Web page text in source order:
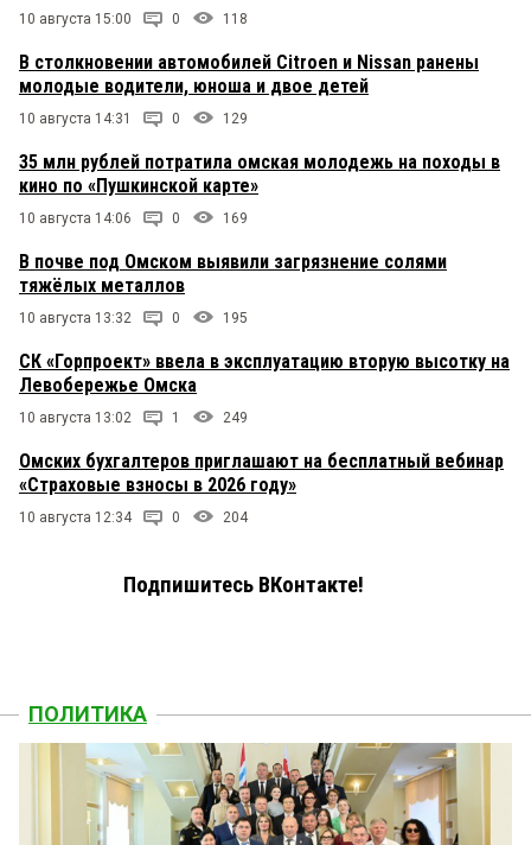
10 августа 15:00 0 118
В столкновении автомобилей Citroen и Nissan ранены
молодые водители, юноша и двое детей
10 августа 14:31 0 129
35 млн рублей потратила омская молодежь на походы в
кино по «Пушкинской карте»
10 августа 14:06 0 169
В почве под Омском выявили загрязнение солями
тяжёлых металлов
10 августа 13:32 0 195
СК «Горпроект» ввела в эксплуатацию вторую высотку на
Левобережье Омска
10 августа 13:02 1 249
Омских бухгалтеров приглашают на бесплатный вебинар
«Страховые взносы в 2026 году»
10 августа 12:34 0 204
Подпишитесь ВКонтакте!
ПОЛИТИКА